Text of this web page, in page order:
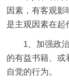
因素，有客观
是主观因素在起
1、加强政
的有益书籍、或
自觉的行为。